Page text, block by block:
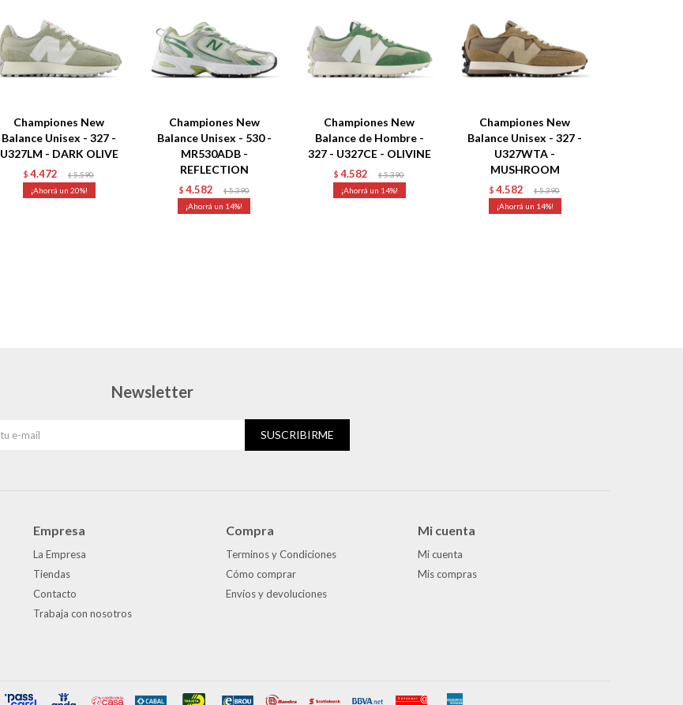
Championes New
Balance Unisex - 327 -
U327LM - DARK OLIVE
$ 4.472 $ 5.590
20
Championes New
Balance Unisex - 530 -
MR530ADB -
REFLECTION
$ 4.582 $ 5.390
14
Championes New
Balance de Hombre -
327 - U327CE - OLIVINE
$ 4.582 $ 5.390
14
Championes New
Balance Unisex - 327 -
U327WTA -
MUSHROOM
$ 4.582 $ 5.390
14
Empresa
La Empresa
Tiendas
Contacto
Trabaja con nosotros
Compra
Terminos y Condiciones
Cómo comprar
Envíos y devoluciones
Mi cuenta
Mi cuenta
Mis compras
Newsletter
SUSCRIBIRME